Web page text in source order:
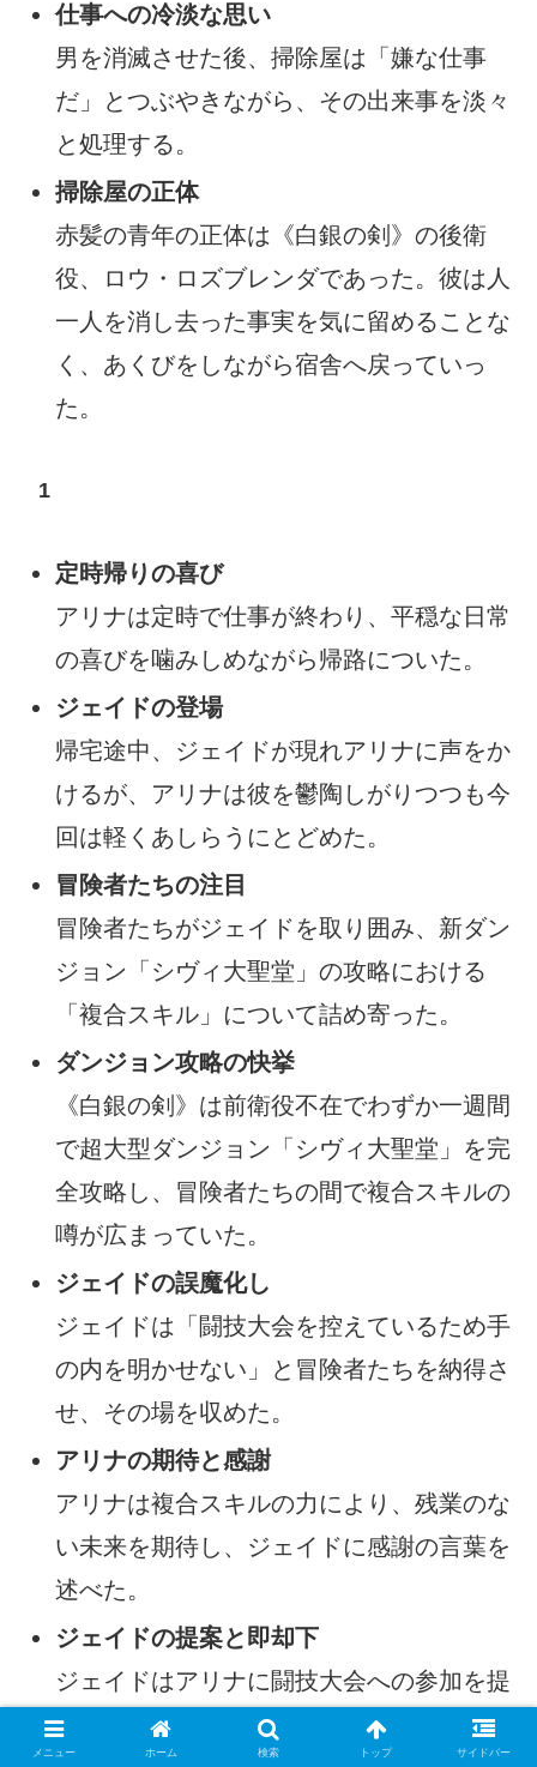
仕事への冷淡な思い
男を消滅させた後、掃除屋は「嫌な仕事
だ」とつぶやきながら、その出来事を淡々
と処理する。
掃除屋の正体
赤髪の青年の正体は《白銀の剣》の後衛
役、ロウ・ロズブレンダであった。彼は人
一人を消し去った事実を気に留めることな
く、あくびをしながら宿舎へ戻っていっ
た。
1
定時帰りの喜び
アリナは定時で仕事が終わり、平穏な日常
の喜びを噛みしめながら帰路についた。
ジェイドの登場
帰宅途中、ジェイドが現れアリナに声をか
けるが、アリナは彼を鬱陶しがりつつも今
回は軽くあしらうにとどめた。
冒険者たちの注目
冒険者たちがジェイドを取り囲み、新ダン
ジョン「シヴィ大聖堂」の攻略における
「複合スキル」について詰め寄った。
ダンジョン攻略の快挙
《白銀の剣》は前衛役不在でわずか一週間
で超大型ダンジョン「シヴィ大聖堂」を完
全攻略し、冒険者たちの間で複合スキルの
噂が広まっていた。
ジェイドの誤魔化し
ジェイドは「闘技大会を控えているため手
の内を明かせない」と冒険者たちを納得さ
せ、その場を収めた。
アリナの期待と感謝
アリナは複合スキルの力により、残業のな
い未来を期待し、ジェイドに感謝の言葉を
述べた。
ジェイドの提案と即却下
ジェイドはアリナに闘技大会への参加を提
案するが、即座に断られ、ショックを受け
メニュー ホーム 検索 トップ サイドバー